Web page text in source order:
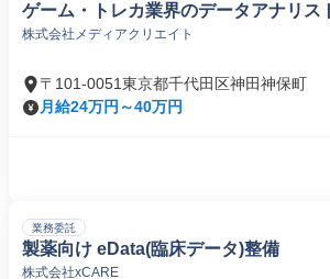
ゲーム・トレカ業界のデータアナリス
株式会社メディアクリエイト
〒101-0051東京都千代田区神田神保町
月給24万円～40万円
業務委託
製薬向け eData(臨床データ)整備
株式会社xCARE